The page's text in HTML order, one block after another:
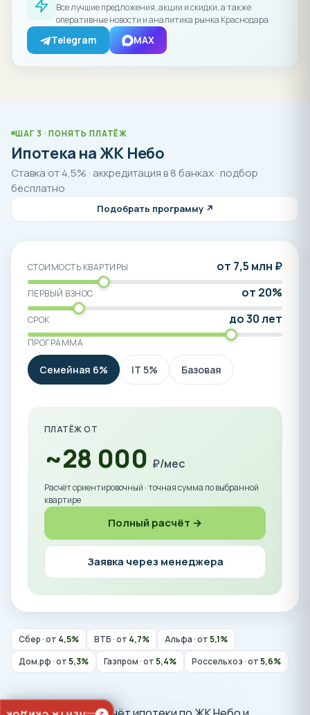
Все лучшие предложения, акции и скидки, а также
оперативные новости и аналитика рынка Краснодара
Telegram MAX
ШАГ 3 · ПОНЯТЬ ПЛАТЁЖ
Ипотека на ЖК Небо
Ставка от 4,5% · аккредитация в 8 банках · подбор
бесплатно
Подобрать программу ↗
СТОИМОСТЬ КВАРТИРЫ от 7,5 млн ₽
ПЕРВЫЙ ВЗНОС от 20%
СРОК до 30 лет
ПРОГРАММА
Семейная 6% IT 5% Базовая
ПЛАТЁЖ ОТ
~28 000 ₽/мес
Расчёт ориентировочный · точная сумма по выбранной
квартире
Полный расчёт →
Заявка через менеджера
Сбер · от 4,5% ВТБ · от 4,7% Альфа · от5,1%
Дом.рф · от5,3% Газпром · от5,4% Россельхоз · от5,6%